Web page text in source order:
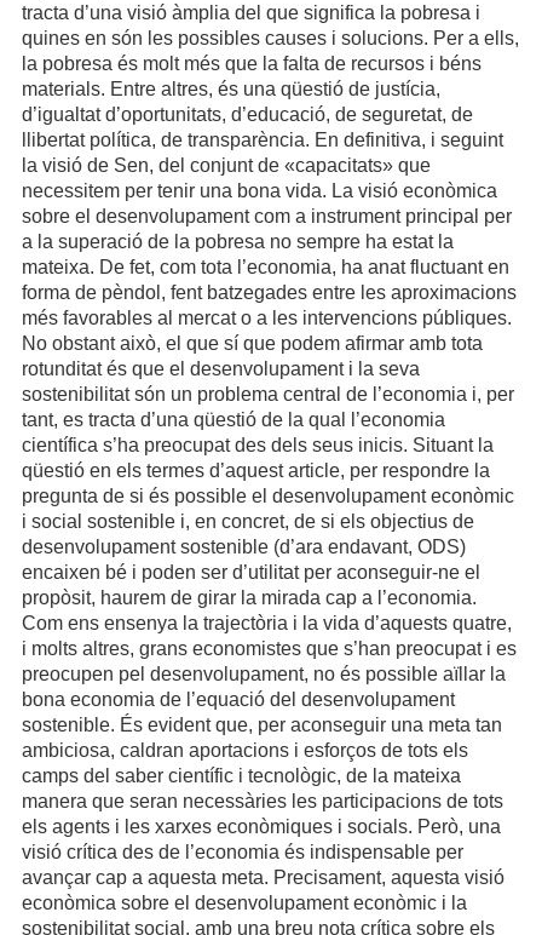
tracta d’una visió àmplia del que significa la pobresa i
quines en són les possibles causes i solucions. Per a ells,
la pobresa és molt més que la falta de recursos i béns
materials. Entre altres, és una qüestió de justícia,
d’igualtat d’oportunitats, d’educació, de seguretat, de
llibertat política, de transparència. En definitiva, i seguint
la visió de Sen, del conjunt de «capacitats» que
necessitem per tenir una bona vida. La visió econòmica
sobre el desenvolupament com a instrument principal per
a la superació de la pobresa no sempre ha estat la
mateixa. De fet, com tota l’economia, ha anat fluctuant en
forma de pèndol, fent batzegades entre les aproximacions
més favorables al mercat o a les intervencions públiques.
No obstant això, el que sí que podem afirmar amb tota
rotunditat és que el desenvolupament i la seva
sostenibilitat són un problema central de l’economia i, per
tant, es tracta d’una qüestió de la qual l’economia
científica s’ha preocupat des dels seus inicis. Situant la
qüestió en els termes d’aquest article, per respondre la
pregunta de si és possible el desenvolupament econòmic
i social sostenible i, en concret, de si els objectius de
desenvolupament sostenible (d’ara endavant, ODS)
encaixen bé i poden ser d’utilitat per aconseguir-ne el
propòsit, haurem de girar la mirada cap a l’economia.
Com ens ensenya la trajectòria i la vida d’aquests quatre,
i molts altres, grans economistes que s’han preocupat i es
preocupen pel desenvolupament, no és possible aïllar la
bona economia de l’equació del desenvolupament
sostenible. És evident que, per aconseguir una meta tan
ambiciosa, caldran aportacions i esforços de tots els
camps del saber científic i tecnològic, de la mateixa
manera que seran necessàries les participacions de tots
els agents i les xarxes econòmiques i socials. Però, una
visió crítica des de l’economia és indispensable per
avançar cap a aquesta meta. Precisament, aquesta visió
econòmica sobre el desenvolupament econòmic i la
sostenibilitat social, amb una breu nota crítica sobre els